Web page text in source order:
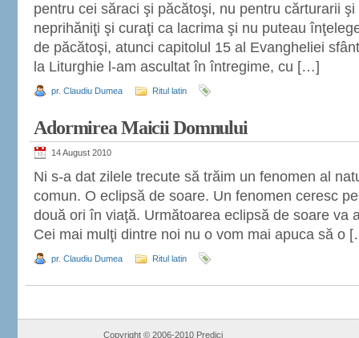
pentru cei săraci şi păcătoşi, nu pentru cărturarii
neprihăniţi şi curaţi ca lacrima şi nu puteau
de păcătoşi, atunci capitolul 15 al Evangheliei
la Liturghie l-am ascultat în întregime, cu […]
pr. Claudiu Dumea Ritul latin
Adormirea Maicii Domnului
14 August 2010
Ni s-a dat zilele trecute să trăim un fenomen al
comun. O eclipsă de soare. Un fenomen ceresc
două ori în viaţă. Următoarea eclipsă de soare va
Cei mai mulţi dintre noi nu o vom mai apuca să o
pr. Claudiu Dumea Ritul latin
Copyright © 2006-2010 Predici